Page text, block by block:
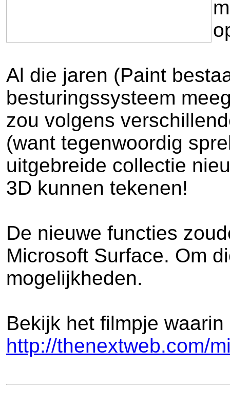
Al die jaren (Paint
besturingssysteem
zou volgens
(want tegenwoordig
uitgebreide collectie
3D kunnen tekenen!
De nieuwe functies
Microsoft Surface. Om
mogelijkheden.
Bekijk het filmpje
http://thenextweb.com/